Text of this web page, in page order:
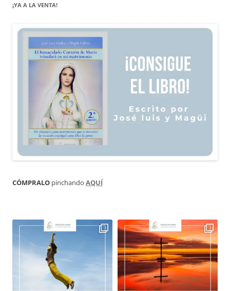
¡YA A LA VENTA!
CÓMPRALO pinchando AQUÍ